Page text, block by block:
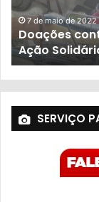
de maio de 2022
Solidária do
SERVIÇO